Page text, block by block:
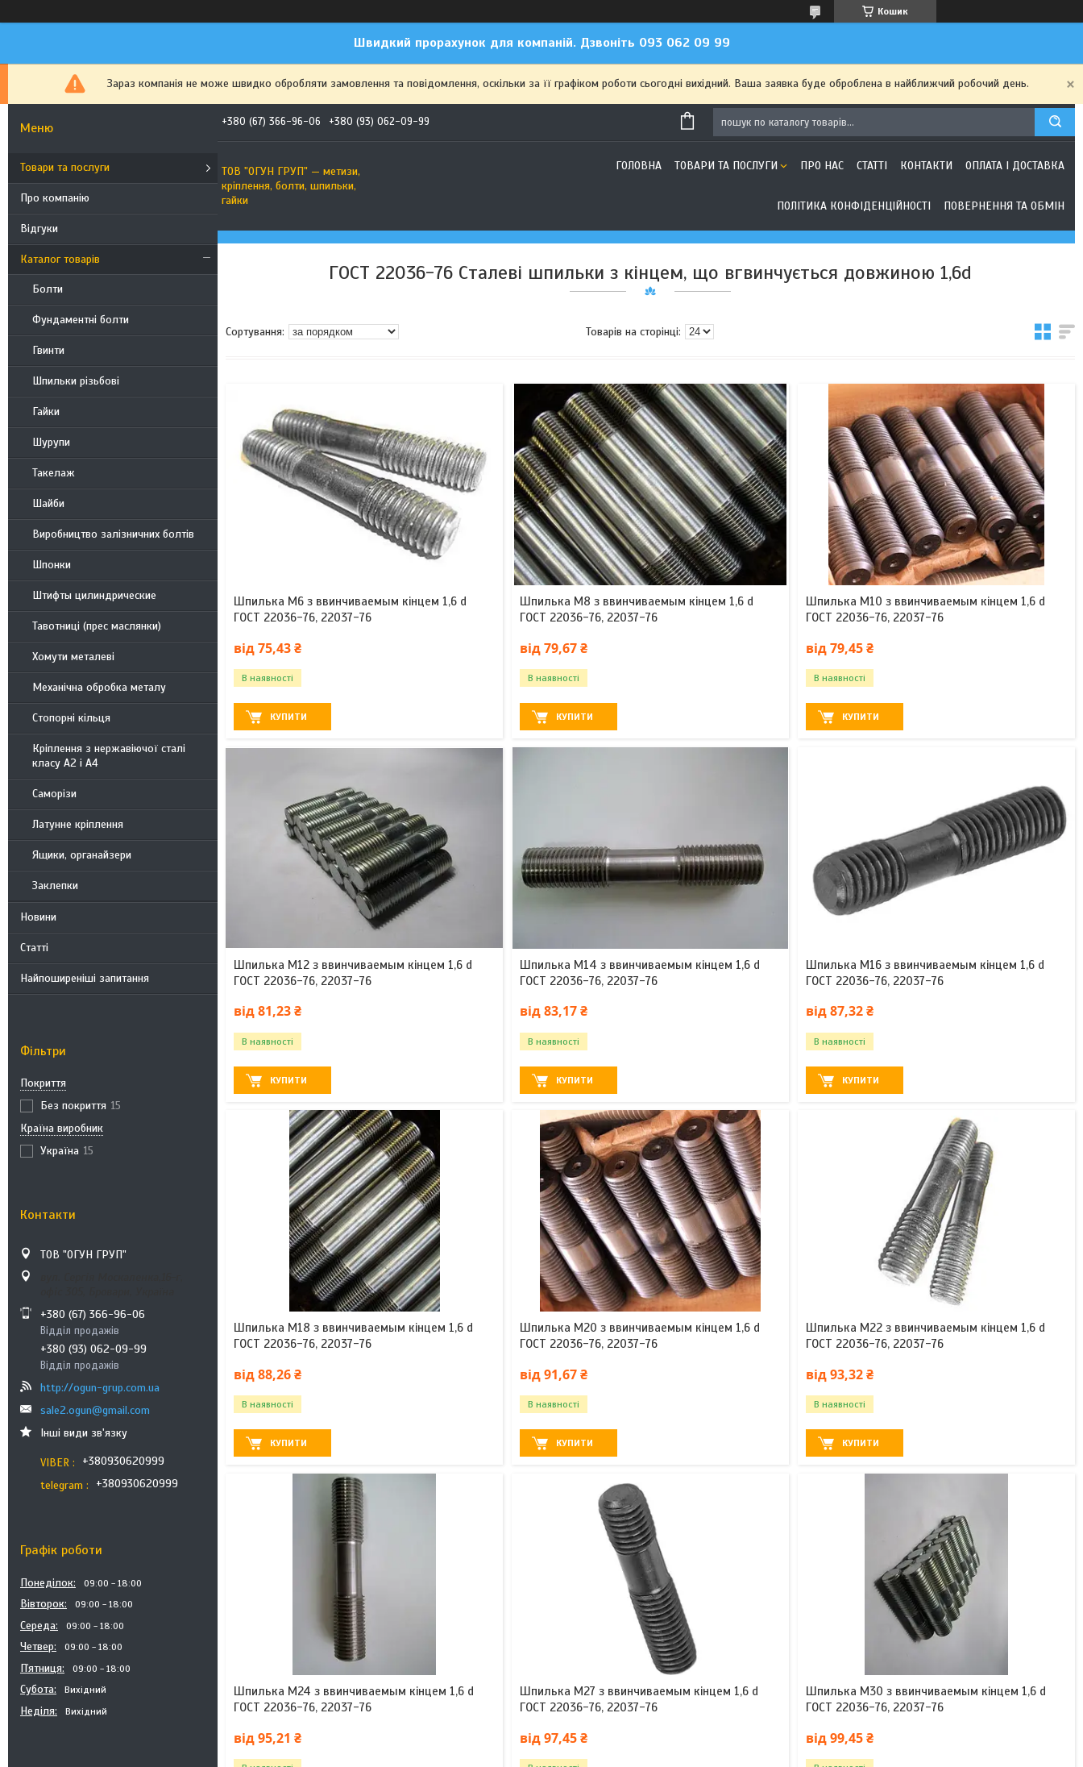
Кошик
Швидкий прорахунок для компаній. Дзвоніть 093 062 09 99
Зараз компанія не може швидко обробляти замовлення та повідомлення, оскільки за її графіком роботи сьогодні вихідний. Ваша заявка буде оброблена в найближчий робочий день.
Товари та послуги
Про компанію
Відгуки
Каталог товарів
Болти
Фундаментні болти
Гвинти
Шпильки різьбові
Гайки
Шурупи
Такелаж
Шайби
Виробництво залізничних болтів
Шпонки
Штифты цилиндрические
Тавотниці (прес маслянки)
Хомути металеві
Механічна обробка металу
Стопорні кільця
Кріплення з нержавіючої сталі
класу А2 і А4
Саморізи
Латунне кріплення
Ящики, органайзери
Заклепки
Новини
Статті
Найпоширеніші запитання
Фільтри
Покриття
Без покриття 15
Країна виробник
Україна 15
Контакти
ТОВ "ОГУН ГРУП"
+380 (67) 366-96-06
Відділ продажів
+380 (93) 062-09-99
Відділ продажів
http://ogun-grup.com.ua
sale2.ogun@gmail.com
Інші види зв'язку
VIBER
+380930620999
telegram
+380930620999
Графік роботи
Понеділок 09:00 18:00
Вівторок 09:00 18:00
Середа 09:00 18:00
Четвер 09:00 18:00
Пʼятниця 09:00 18:00
Субота Вихідний
Неділя Вихідний
+380 (67) 366-96-06 +380 (93) 062-09-99
ТОВ "ОГУН ГРУП" — метизи,
кріплення, болти, шпильки,
гайки
ГОЛОВНА ТОВАРИ ТА ПОСЛУГИ ПРО НАС СТАТТІ КОНТАКТИ ОПЛАТА І ДОСТАВКА
ПОЛІТИКА КОНФІДЕНЦІЙНОСТІ ПОВЕРНЕННЯ ТА ОБМІН
ГОСТ 22036-76 Сталеві шпильки з кінцем, що вгвинчується довжиною 1,6d
Шпилька М6 з ввинчиваемым кінцем 1,6 d
ГОСТ 22036-76, 22037-76
від 75,43 ₴
В наявності
КУПИТИ
Шпилька М8 з ввинчиваемым кінцем 1,6 d
ГОСТ 22036-76, 22037-76
від 79,67 ₴
В наявності
КУПИТИ
Шпилька М10 з ввинчиваемым кінцем 1,6 d
ГОСТ 22036-76, 22037-76
від 79,45 ₴
В наявності
КУПИТИ
Шпилька М12 з ввинчиваемым кінцем 1,6 d
ГОСТ 22036-76, 22037-76
від 81,23 ₴
В наявності
КУПИТИ
Шпилька М14 з ввинчиваемым кінцем 1,6 d
ГОСТ 22036-76, 22037-76
від 83,17 ₴
В наявності
КУПИТИ
Шпилька М16 з ввинчиваемым кінцем 1,6 d
ГОСТ 22036-76, 22037-76
від 87,32 ₴
В наявності
КУПИТИ
Шпилька М18 з ввинчиваемым кінцем 1,6 d
ГОСТ 22036-76, 22037-76
від 88,26 ₴
В наявності
КУПИТИ
Шпилька М20 з ввинчиваемым кінцем 1,6 d
ГОСТ 22036-76, 22037-76
від 91,67 ₴
В наявності
КУПИТИ
Шпилька М22 з ввинчиваемым кінцем 1,6 d
ГОСТ 22036-76, 22037-76
від 93,32 ₴
В наявності
КУПИТИ
Шпилька М24 з ввинчиваемым кінцем 1,6 d
ГОСТ 22036-76, 22037-76
від 95,21 ₴
Шпилька М27 з ввинчиваемым кінцем 1,6 d
ГОСТ 22036-76, 22037-76
від 97,45 ₴
Шпилька М30 з ввинчиваемым кінцем 1,6 d
ГОСТ 22036-76, 22037-76
від 99,45 ₴